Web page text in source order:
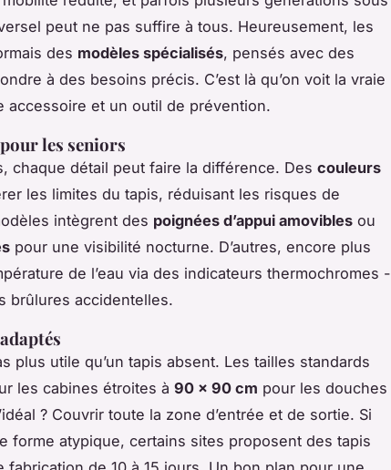
peut ne pas suffire à tous. Heureusement, les
des modèles spécialisés, pensés avec des
à des besoins précis. C’est là qu’on voit la vraie
accessoire et un outil de prévention.
les seniors
chaque détail peut faire la différence. Des couleurs
les limites du tapis, réduisant les risques de
intègrent des poignées d’appui amovibles ou
pour une visibilité nocturne. D’autres, encore plus
de l’eau via des indicateurs thermochromes -
brûlures accidentelles.
plus utile qu’un tapis absent. Les tailles standards
les cabines étroites à 90 x 90 cm pour les douches
? Couvrir toute la zone d’entrée et de sortie. Si
forme atypique, certains sites proposent des tapis